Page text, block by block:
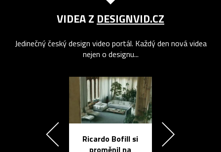
VIDEA Z DESIGNVID.CZ
Jedinečný český design video portál. Každý den nová videa
nejen o designu...
Ricardo Bofill si